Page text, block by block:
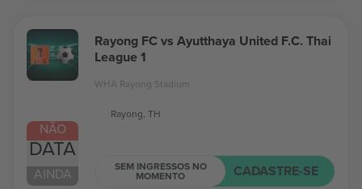
NÃO
DATA
AINDA
Rayong FC vs Ayutthaya United F.C. Thai
League 1
WHA Rayong Stadium
Rayong, TH
SEM INGRESSOS NO
MOMENTO CADASTRE-SE